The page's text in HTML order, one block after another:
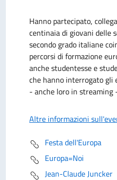
Hanno partecipato,
centinaia di giovani delle
secondo grado italiane
percorsi di formazione
anche studentesse e
che hanno interrogato gli
- anche loro in streaming
Altre informazioni
Festa dell'Europa
Europa=Noi
Jean-Claude Juncker